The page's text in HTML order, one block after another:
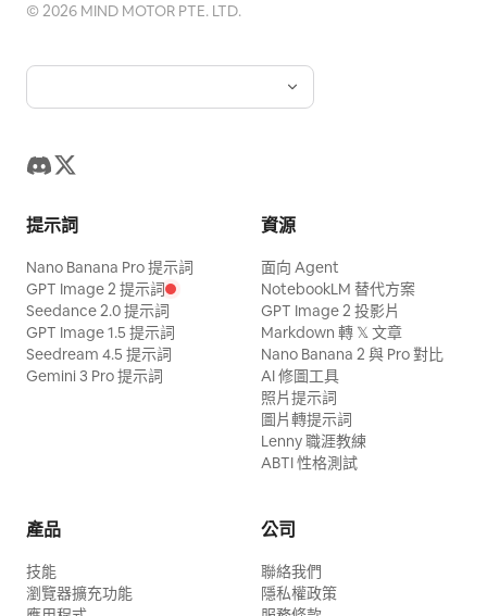
©2026 MIND MOTOR PTE. LTD.
提示詞
Nano Banana Pro 提示詞
GPT Image 2 提示詞
Seedance 2.0 提示詞
GPT Image 1.5 提示詞
Seedream 4.5 提示詞
Gemini 3 Pro 提示詞
資源
面向 Agent
NotebookLM 替代方案
GPT Image 2 投影片
Markdown 轉 𝕏 文章
Nano Banana 2 與 Pro 對比
AI 修圖工具
照片提示詞
圖片轉提示詞
Lenny 職涯教練
ABTI 性格測試
產品
技能
瀏覽器擴充功能
公司
聯絡我們
隱私權政策